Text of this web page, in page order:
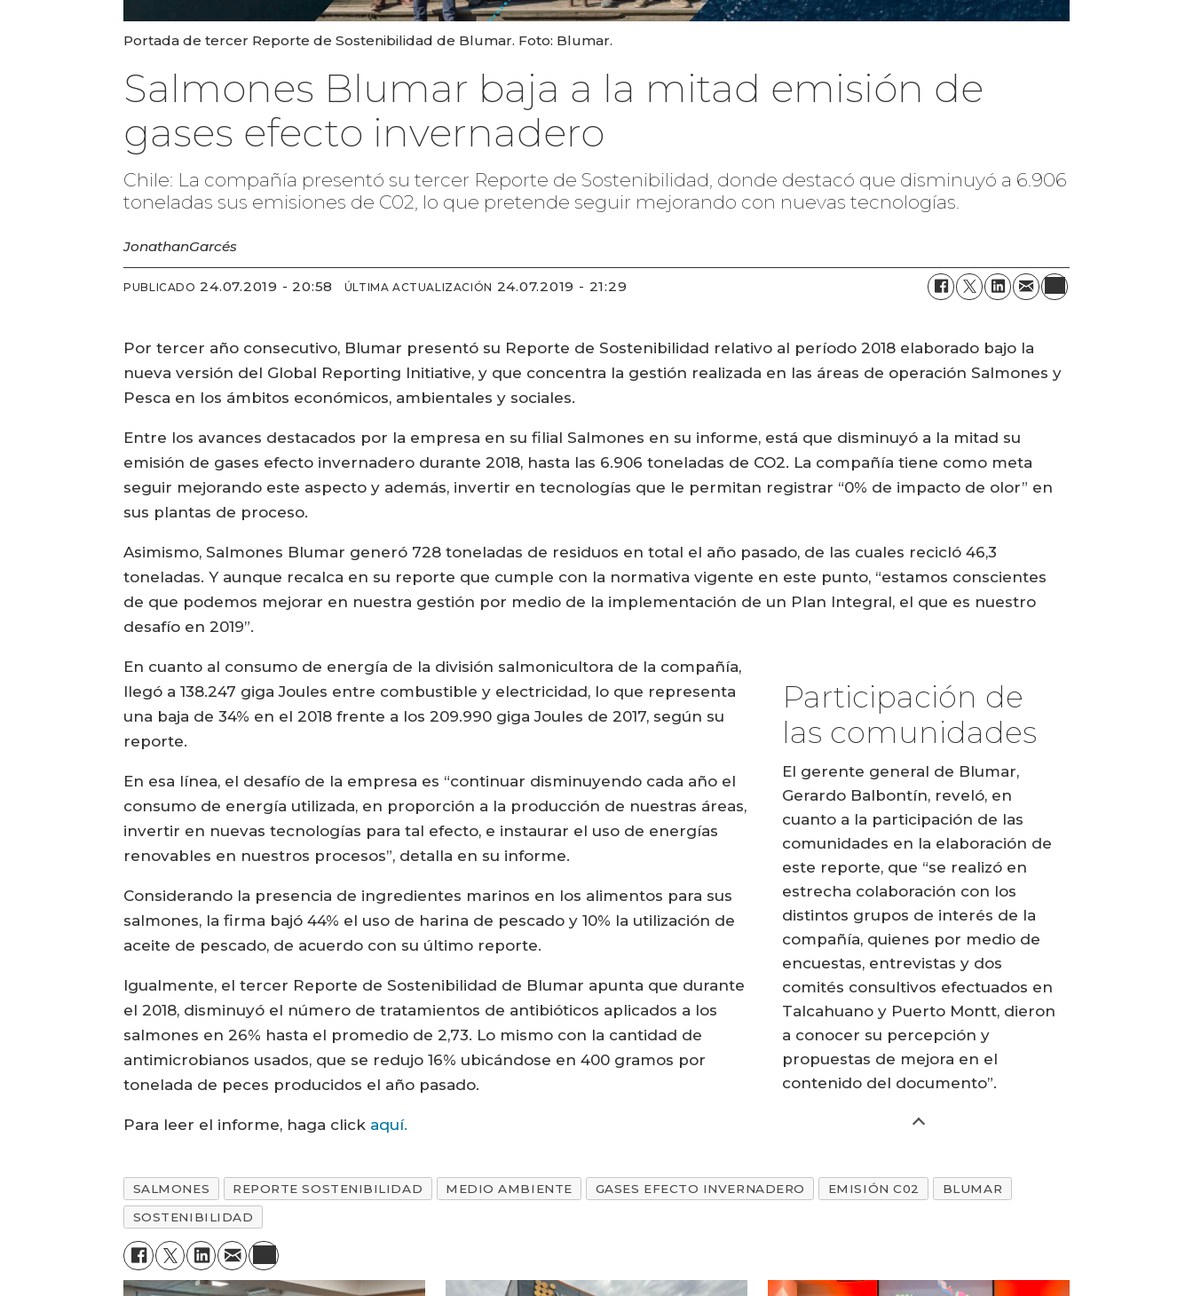
Portada de tercer Reporte de Sostenibilidad de Blumar. Foto: Blumar.
Salmones Blumar baja a la mitad emisión de
gases efecto invernadero
Chile: La compañía presentó su tercer Reporte de Sostenibilidad, donde destacó que disminuyó a 6.906
toneladas sus emisiones de C02, lo que pretende seguir mejorando con nuevas tecnologías.
JonathanGarcés
PUBLICADO 24.07.2019 - 20:58 ÚLTIMA ACTUALIZACIÓN 24.07.2019 - 21:29
Por tercer año consecutivo, Blumar presentó su Reporte de Sostenibilidad relativo al período 2018 elaborado bajo la
nueva versión del Global Reporting Initiative, y que concentra la gestión realizada en las áreas de operación Salmones y
Pesca en los ámbitos económicos, ambientales y sociales.
Entre los avances destacados por la empresa en su filial Salmones en su informe, está que disminuyó a la mitad su
emisión de gases efecto invernadero durante 2018, hasta las 6.906 toneladas de CO2. La compañía tiene como meta
seguir mejorando este aspecto y además, invertir en tecnologías que le permitan registrar “0% de impacto de olor” en
sus plantas de proceso.
Asimismo, Salmones Blumar generó 728 toneladas de residuos en total el año pasado, de las cuales recicló 46,3
toneladas. Y aunque recalca en su reporte que cumple con la normativa vigente en este punto, “estamos conscientes
de que podemos mejorar en nuestra gestión por medio de la implementación de un Plan Integral, el que es nuestro
desafío en 2019”.
Participación de
las comunidades
El gerente general de Blumar,
Gerardo Balbontín, reveló, en
cuanto a la participación de las
comunidades en la elaboración de
este reporte, que “se realizó en
estrecha colaboración con los
distintos grupos de interés de la
compañía, quienes por medio de
encuestas, entrevistas y dos
comités consultivos efectuados en
Talcahuano y Puerto Montt, dieron
a conocer su percepción y
propuestas de mejora en el
contenido del documento”.
En cuanto al consumo de energía de la división salmonicultora de la compañía,
llegó a 138.247 giga Joules entre combustible y electricidad, lo que representa
una baja de 34% en el 2018 frente a los 209.990 giga Joules de 2017, según su
reporte.
En esa línea, el desafío de la empresa es “continuar disminuyendo cada año el
consumo de energía utilizada, en proporción a la producción de nuestras áreas,
invertir en nuevas tecnologías para tal efecto, e instaurar el uso de energías
renovables en nuestros procesos”, detalla en su informe.
Considerando la presencia de ingredientes marinos en los alimentos para sus
salmones, la firma bajó 44% el uso de harina de pescado y 10% la utilización de
aceite de pescado, de acuerdo con su último reporte.
Igualmente, el tercer Reporte de Sostenibilidad de Blumar apunta que durante
el 2018, disminuyó el número de tratamientos de antibióticos aplicados a los
salmones en 26% hasta el promedio de 2,73. Lo mismo con la cantidad de
antimicrobianos usados, que se redujo 16% ubicándose en 400 gramos por
tonelada de peces producidos el año pasado.
Para leer el informe, haga click aquí.
SALMONES REPORTE SOSTENIBILIDAD MEDIO AMBIENTE GASES EFECTO INVERNADERO EMISIÓN C02
BLUMAR
SOSTENIBILIDAD